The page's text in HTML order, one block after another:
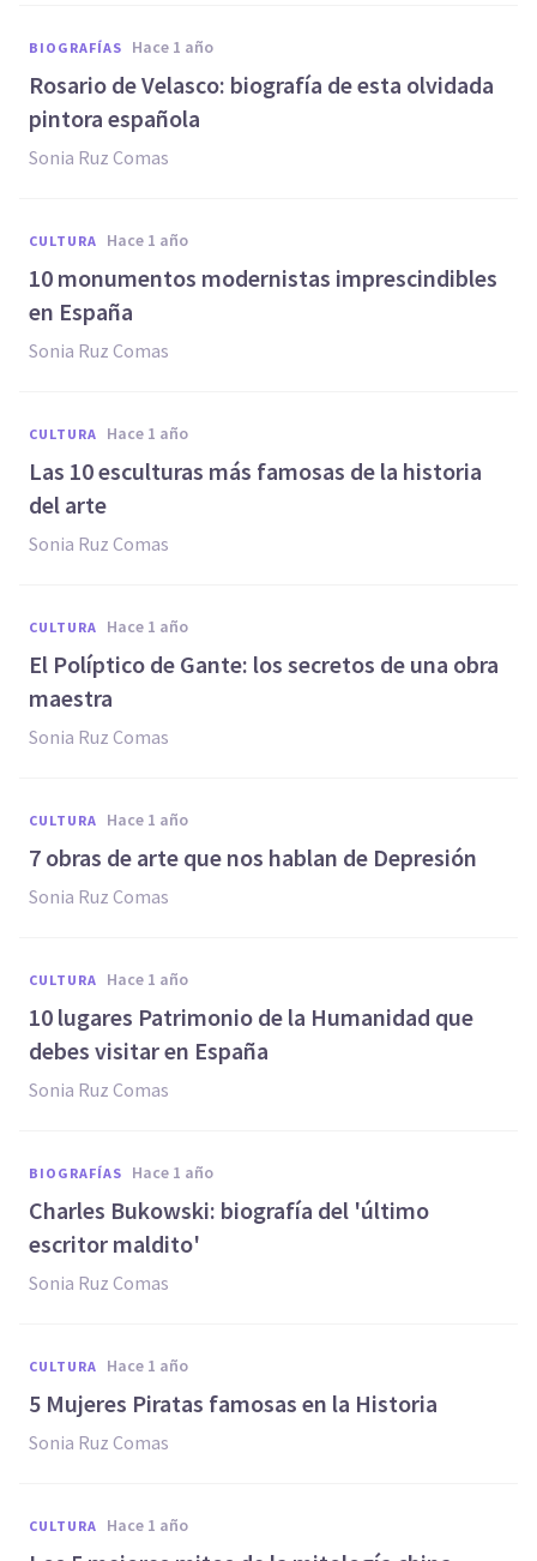
BIOGRAFÍAS hace 1 año
Rosario de Velasco: biografía de esta olvidada
pintora española
Sonia Ruz Comas
CULTURA hace 1 año
10 monumentos modernistas imprescindibles
en España
Sonia Ruz Comas
CULTURA hace 1 año
Las 10 esculturas más famosas de la historia
del arte
Sonia Ruz Comas
CULTURA hace 1 año
El Políptico de Gante: los secretos de una obra
maestra
Sonia Ruz Comas
CULTURA hace 1 año
7 obras de arte que nos hablan de Depresión
Sonia Ruz Comas
CULTURA hace 1 año
10 lugares Patrimonio de la Humanidad que
debes visitar en España
Sonia Ruz Comas
BIOGRAFÍAS hace 1 año
Charles Bukowski: biografía del 'último
escritor maldito'
Sonia Ruz Comas
CULTURA hace 1 año
5 Mujeres Piratas famosas en la Historia
Sonia Ruz Comas
CULTURA hace 1 año